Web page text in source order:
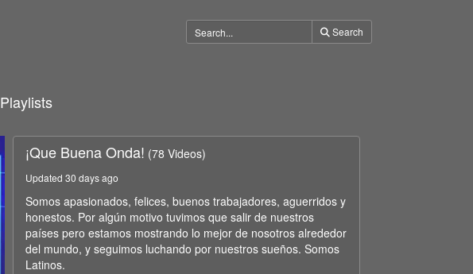
Search
Playlists
¡Que Buena Onda! (78 Videos)
Updated 30 days ago
Somos apasionados, felices, buenos trabajadores, aguerridos y
honestos. Por algún motivo tuvimos que salir de nuestros
países pero estamos mostrando lo mejor de nosotros alrededor
del mundo, y seguimos luchando por nuestros sueños. Somos
Latinos.